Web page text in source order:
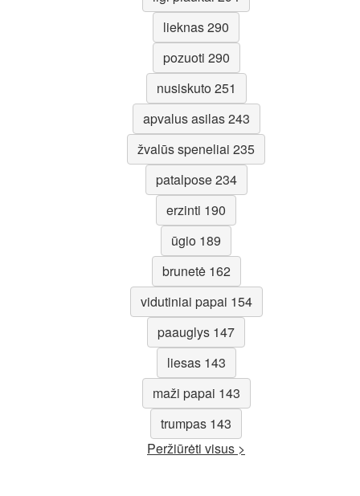
lieknas 290
pozuoti 290
nusiskuto 251
apvalus asilas 243
žvalūs speneliai 235
patalpose 234
erzinti 190
ūgio 189
brunetė 162
vidutiniai papai 154
paauglys 147
liesas 143
maži papai 143
trumpas 143
Peržiūrėti visus >